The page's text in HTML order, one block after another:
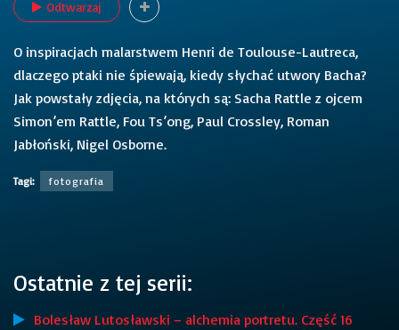
Odtwarzaj
O inspiracjach malarstwem Henri de Toulouse-Lautreca,
dlaczego ptaki nie śpiewają, kiedy słychać utwory Bacha?
Jak powstały zdjęcia, na których są: Sacha Rattle z ojcem
Simon’em Rattle, Fou Ts’ong, Paul Crossley, Roman
Jabłoński, Nigel Osborne.
Tagi: fotografia
Ostatnie z tej serii:
Bolesław Lutosławski – alchemia portretu. Część 16